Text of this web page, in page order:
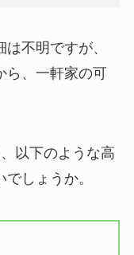
不明ですが、
ら、一軒家の可
以下のような高
しょうか。